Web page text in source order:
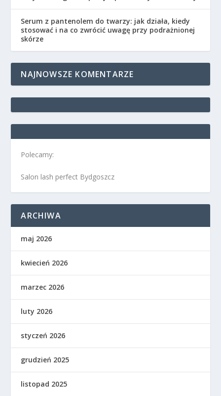
Serum z pantenolem do twarzy: jak działa, kiedy
stosować i na co zwrócić uwagę przy podrażnionej
skórze
NAJNOWSZE KOMENTARZE
Polecamy:
Salon lash perfect Bydgoszcz
ARCHIWA
maj 2026
kwiecień 2026
marzec 2026
luty 2026
styczeń 2026
grudzień 2025
listopad 2025